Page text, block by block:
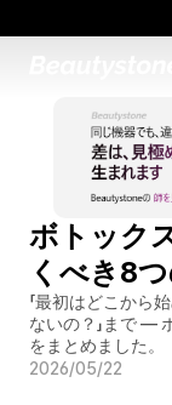
ボトック
くべき8
「最初はどこから
ないの？」まで —
をまとめました。
2026/05/22
日本人通訳